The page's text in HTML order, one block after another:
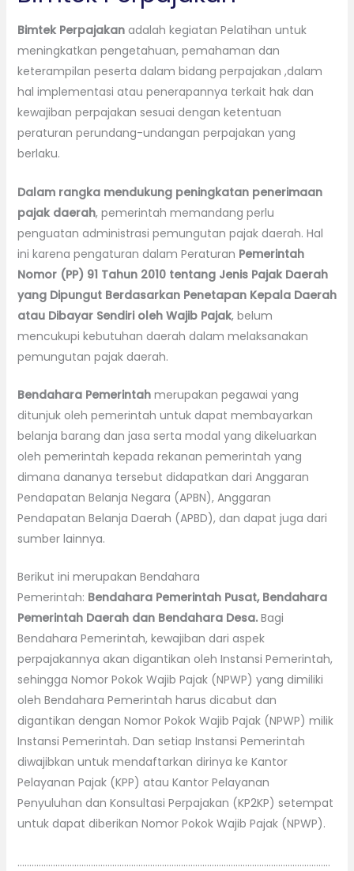
Bimtek Perpajakanadalah kegiatan Pelatihan untuk
meningkatkan pengetahuan, pemahaman dan
keterampilan peserta dalam bidang perpajakan ,dalam
hal implementasi atau penerapannya terkait hak dan
kewajiban perpajakan sesuai dengan ketentuan
peraturan perundang-undangan perpajakan yang
berlaku.
Dalam rangka mendukung peningkatan penerimaan
pajak daerah, pemerintah memandang perlu
penguatan administrasi pemungutan pajak daerah. Hal
ini karena pengaturan dalam Peraturan Pemerintah
Nomor (PP) 91 Tahun 2010 tentang Jenis Pajak Daerah
yang Dipungut Berdasarkan Penetapan Kepala Daerah
atau Dibayar Sendiri oleh Wajib Pajak, belum
mencukupi kebutuhan daerah dalam melaksanakan
pemungutan pajak daerah.
Bendahara Pemerintahmerupakan pegawai yang
ditunjuk oleh pemerintah untuk dapat membayarkan
belanja barang dan jasa serta modal yang dikeluarkan
oleh pemerintah kepada rekanan pemerintah yang
dimana dananya tersebut didapatkan dari Anggaran
Pendapatan Belanja Negara (APBN), Anggaran
Pendapatan Belanja Daerah (APBD), dan dapat juga dari
sumber lainnya.
Berikut ini merupakan Bendahara
Pemerintah: Bendahara Pemerintah Pusat, Bendahara
Pemerintah Daerah dan Bendahara Desa. Bagi
Bendahara Pemerintah, kewajiban dari aspek
perpajakannya akan digantikan oleh Instansi Pemerintah,
sehingga Nomor Pokok Wajib Pajak (NPWP) yang dimiliki
oleh Bendahara Pemerintah harus dicabut dan
digantikan dengan Nomor Pokok Wajib Pajak (NPWP) milik
Instansi Pemerintah. Dan setiap Instansi Pemerintah
diwajibkan untuk mendaftarkan dirinya ke Kantor
Pelayanan Pajak (KPP) atau Kantor Pelayanan
Penyuluhan dan Konsultasi Perpajakan (KP2KP) setempat
untuk dapat diberikan Nomor Pokok Wajib Pajak (NPWP).
……………………………………………………………………………………………………………………